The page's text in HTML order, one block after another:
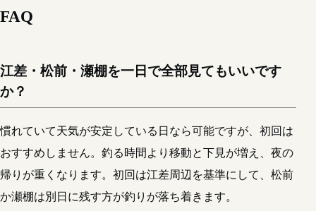
FAQ
江差・松前・瀬棚を一日で全部見てもいいです
か？
慣れていて天気が安定している日なら可能ですが、初回は
おすすめしません。釣る時間より移動と下見が増え、夜の
帰りが重くなります。初回は江差周辺を基準にして、松前
か瀬棚は別日に残す方が釣りが落ち着きます。